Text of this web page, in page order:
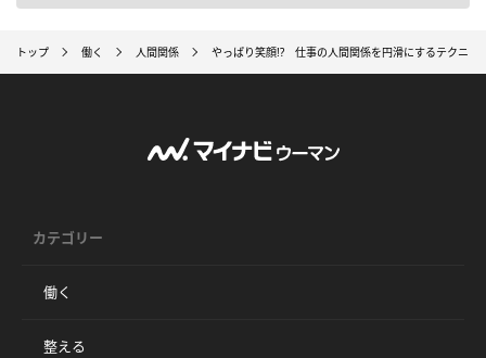
トップ 働く 人間関係 やっぱり笑顔!? 仕事の人間関係を円滑にするテクニッ
カテゴリー
働く
整える